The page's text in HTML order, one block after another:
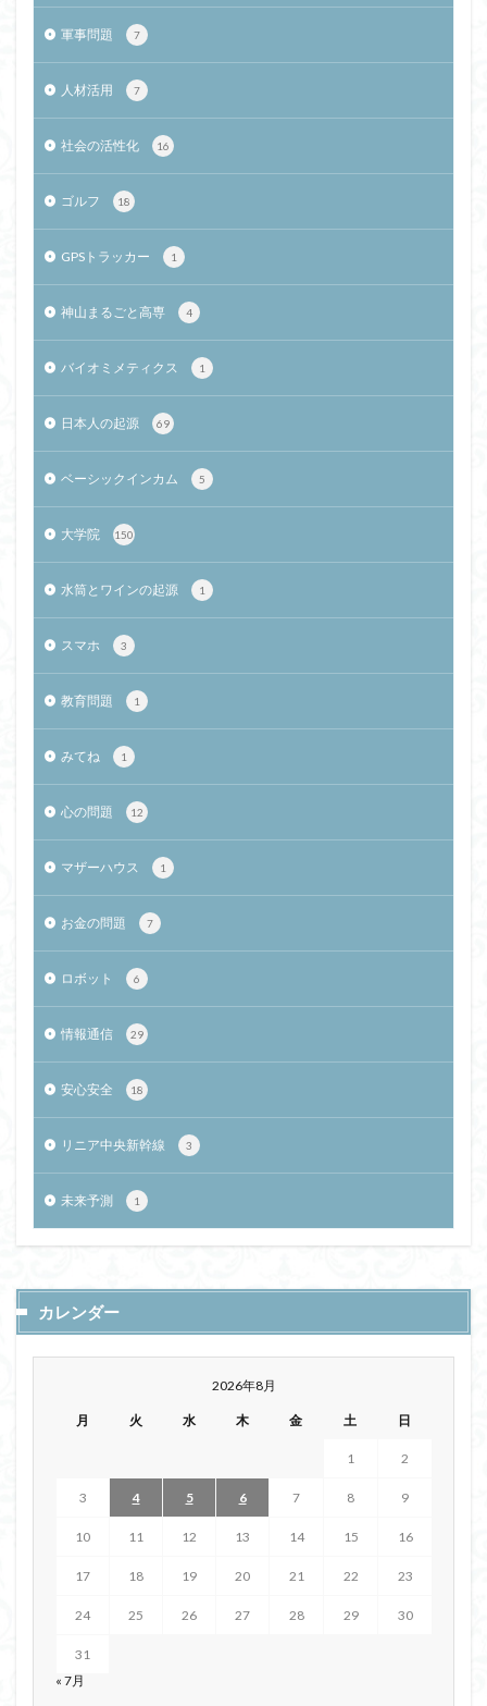
軍事問題 7
人材活用 7
社会の活性化 16
ゴルフ 18
GPSトラッカー 1
神山まるごと高専 4
バイオミメティクス 1
日本人の起源 69
ベーシックインカム 5
大学院 150
水筒とワインの起源 1
スマホ 3
教育問題 1
みてね 1
心の問題 12
マザーハウス 1
お金の問題 7
ロボット 6
情報通信 29
安心安全 18
リニア中央新幹線 3
未来予測 1
カレンダー
2026年8月
月 火 水 木 金 土 日
1 2
3 4 5 6 7 8 9
10 11 12 13 14 15 16
17 18 19 20 21 22 23
24 25 26 27 28 29 30
31
« 7月